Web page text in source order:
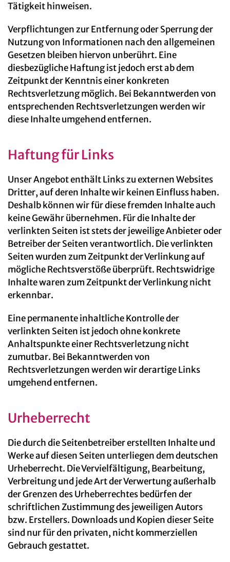
Tätigkeit hinweisen.
Verpflichtungen zur Entfernung oder Sperrung der
Nutzung von Informationen nach den allgemeinen
Gesetzen bleiben hiervon unberührt. Eine
diesbezügliche Haftung ist jedoch erst ab dem
Zeitpunkt der Kenntnis einer konkreten
Rechtsverletzung möglich. Bei Bekanntwerden von
entsprechenden Rechtsverletzungen werden wir
diese Inhalte umgehend entfernen.
Haftung für Links
Unser Angebot enthält Links zu externen Websites
Dritter, auf deren Inhalte wir keinen Einfluss haben.
Deshalb können wir für diese fremden Inhalte auch
keine Gewähr übernehmen. Für die Inhalte der
verlinkten Seiten ist stets der jeweilige Anbieter oder
Betreiber der Seiten verantwortlich. Die verlinkten
Seiten wurden zum Zeitpunkt der Verlinkung auf
mögliche Rechtsverstöße überprüft. Rechtswidrige
Inhalte waren zum Zeitpunkt der Verlinkung nicht
erkennbar.
Eine permanente inhaltliche Kontrolle der
verlinkten Seiten ist jedoch ohne konkrete
Anhaltspunkte einer Rechtsverletzung nicht
zumutbar. Bei Bekanntwerden von
Rechtsverletzungen werden wir derartige Links
umgehend entfernen.
Urheberrecht
Die durch die Seitenbetreiber erstellten Inhalte und
Werke auf diesen Seiten unterliegen dem deutschen
Urheberrecht. Die Vervielfältigung, Bearbeitung,
Verbreitung und jede Art der Verwertung außerhalb
der Grenzen des Urheberrechtes bedürfen der
schriftlichen Zustimmung des jeweiligen Autors
bzw. Erstellers. Downloads und Kopien dieser Seite
sind nur für den privaten, nicht kommerziellen
Gebrauch gestattet.